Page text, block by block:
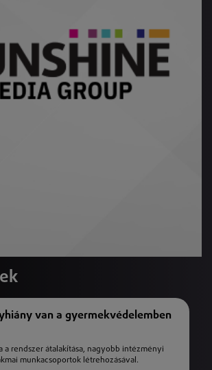
van a gyermekvédelemben
a rendszer átalakítása, nagyobb intézményi
munkacsoportok létrehozásával.